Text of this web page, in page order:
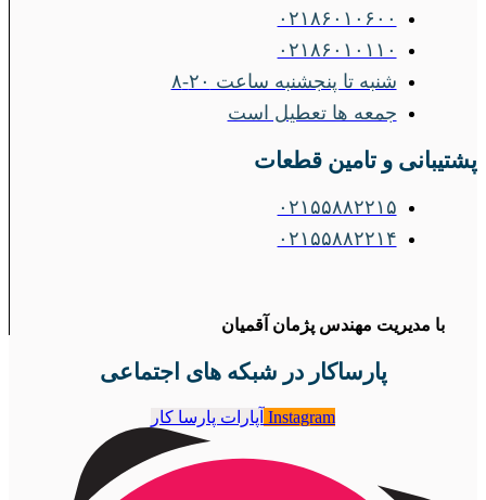
۰۲۱۸۶۰۱۰۶۰۰
۰۲۱۸۶۰۱۰۱۱۰
شنبه تا پنجشنبه ساعت ۲۰-۸
جمعه ها تعطیل است
پشتیبانی و تامین قطعات
۰۲۱۵۵۸۸۲۲۱۵
۰۲۱۵۵۸۸۲۲۱۴
با مدیریت مهندس پژمان آقمیان
پارساکار در شبکه های اجتماعی
Instagram آپارات پارسا کار